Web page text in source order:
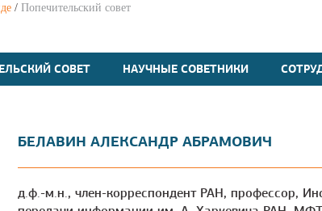
/ Попечительский совет
СОВЕТ НАУЧНЫЕ СОВЕТНИКИ
БЕЛАВИН АЛЕКСАНДР АБРАМОВИЧ
д.ф.-м.н., член-корреспондент РАН, профессор,